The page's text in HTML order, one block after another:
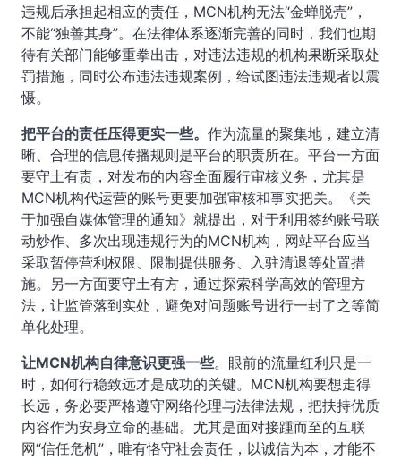
违规后承担起相应的责任，MCN机构无法“金蝉脱壳”，
不能“独善其身”。在法律体系逐渐完善的同时，我们也期
待有关部门能够重拳出击，对违法违规的机构果断采取处
罚措施，同时公布违法违规案例，给试图违法违规者以震
慑。
把平台的责任压得更实一些。 作为流量的聚集地，建立清
晰、合理的信息传播规则是平台的职责所在。平台一方面
要守土有责，对发布的内容全面履行审核义务，尤其是
MCN机构代运营的账号更要加强审核和事实把关。《关
于加强自媒体管理的通知》就提出，对于利用签约账号联
动炒作、多次出现违规行为的MCN机构，网站平台应当
采取暂停营利权限、限制提供服务、入驻清退等处置措
施。另一方面要守土有方，通过探索科学高效的管理方
法，让监管落到实处，避免对问题账号进行一封了之等简
单化处理。
让MCN机构自律意识更强一些。眼前的流量红利只是一
时，如何行稳致远才是成功的关键。MCN机构要想走得
长远，务必要严格遵守网络伦理与法律法规，把扶持优质
内容作为安身立命的基础。尤其是面对接踵而至的互联
网“信任危机”，唯有恪守社会责任，以诚信为本，才能不